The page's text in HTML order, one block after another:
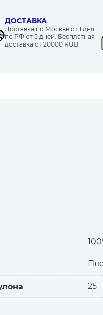
ДОСТАВКА
Доставка по Москве от 1 дня,
по РФ от 5 дней. Бесплатная
доставка от 20000 RUB
25